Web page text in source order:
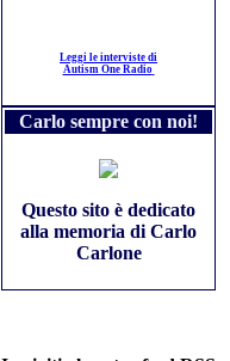
Leggi le interviste di
Autism One Radio
Carlo sempre con noi!
Questo sito è dedicato
alla memoria di Carlo
Carlone